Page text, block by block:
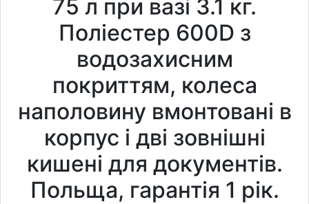
75 л при вазі 3.1 кг.
Поліестер 600D з
водозахисним
покриттям, колеса
наполовину вмонтовані в
корпус і дві зовнішні
кишені для документів.
Польща, гарантія 1 рік.